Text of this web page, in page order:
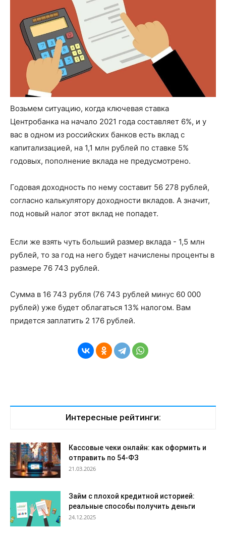
Возьмем ситуацию, когда ключевая ставка
Центробанка на начало 2021 года составляет 6%, и у
вас в одном из российских банков есть вклад с
капитализацией, на 1,1 млн рублей по ставке 5%
годовых, пополнение вклада не предусмотрено.
Годовая доходность по нему составит 56 278 рублей,
согласно калькулятору доходности вкладов. А значит,
под новый налог этот вклад не попадет.
Если же взять чуть больший размер вклада - 1,5 млн
рублей, то за год на него будет начислены проценты в
размере 76 743 рублей.
Сумма в 16 743 рубля (76 743 рублей минус 60 000
рублей) уже будет облагаться 13% налогом. Вам
придется заплатить 2 176 рублей.
Интересные рейтинги:
Кассовые чеки онлайн: как оформить и
отправить по 54-ФЗ
21.03.2026
Займ с плохой кредитной историей:
реальные способы получить деньги
24.12.2025